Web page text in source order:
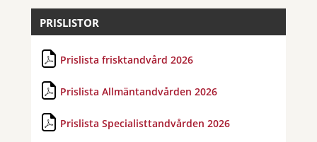
PRISLISTOR
Prislista frisktandvård 2026
Prislista Allmäntandvården 2026
Prislista Specialisttandvården 2026